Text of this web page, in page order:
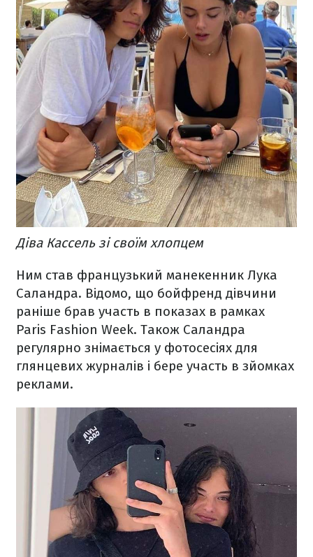
Діва Кассель зі своїм хлопцем
Ним став французький манекенник Лука
Саландра. Відомо, що бойфренд дівчини
раніше брав участь в показах в рамках
Paris Fashion Week. Також Саландра
регулярно знімається у фотосесіях для
глянцевих журналів і бере участь в зйомках
реклами.